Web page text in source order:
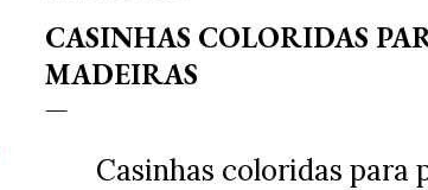
CASINHAS COLORIDAS
MADEIRAS
Casinhas coloridas para